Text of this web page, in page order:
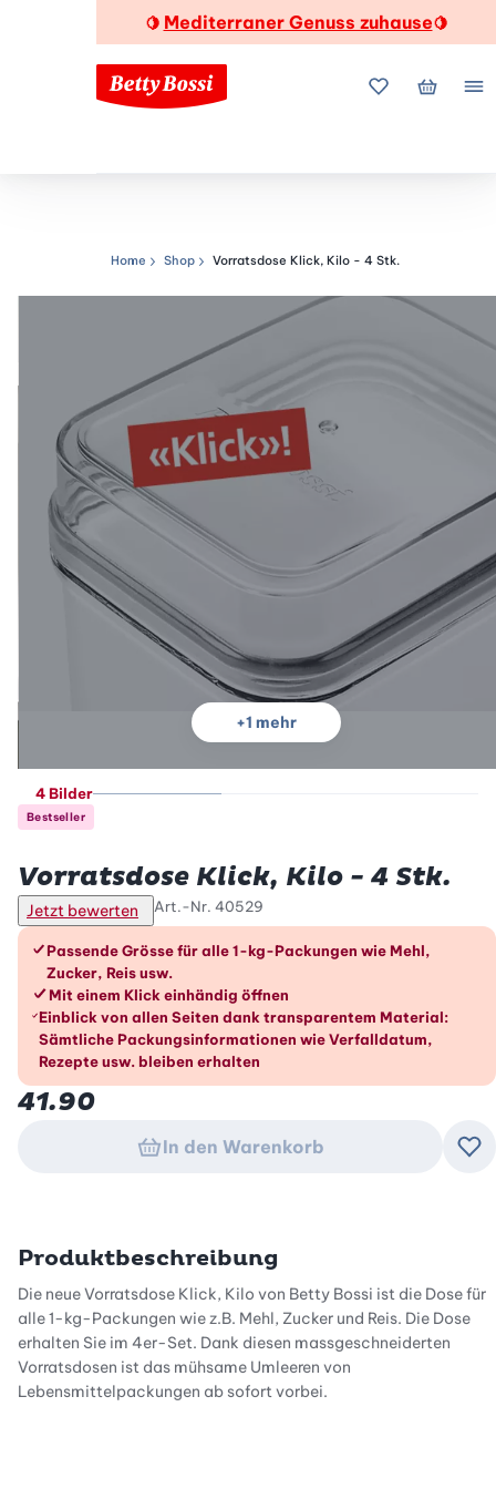
🍋 Mediterraner Genuss zuhause🍋
MeineMein
Navigationspfad
Home Shop Vorratsdose Klick, Kilo - 4 Stk.
+1 mehr
4 Bilder
Bestseller
Vorratsdose Klick, Kilo - 4 Stk.
Jetzt bewerten Art.-Nr. 40529
Die Vorteile im Überblick
Passende Grösse für alle 1-kg-Packungen wie Mehl,
Zucker, Reis usw.
Mit einem Klick einhändig öffnen
Einblick von allen Seiten dank transparentem Material:
Sämtliche Packungsinformationen wie Verfalldatum,
Rezepte usw. bleiben erhalten
41.90
In den Warenkorb
Produktbeschreibung
Die neue Vorratsdose Klick, Kilo von Betty Bossi ist die Dose für
alle 1-kg-Packungen wie z.B. Mehl, Zucker und Reis. Die Dose
erhalten Sie im 4er-Set. Dank diesen massgeschneiderten
Vorratsdosen ist das mühsame Umleeren von
Lebensmittelpackungen ab sofort vorbei.